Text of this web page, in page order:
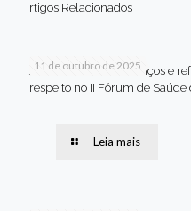
rtigos Relacionados
11 de outubro de 2025
Jaboatão celebra avanços e
respeito no II Fórum de Saúde
Leia mais